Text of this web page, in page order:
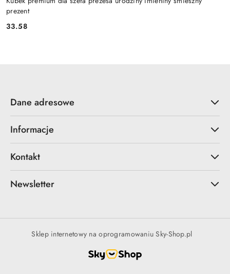
prezent
Cena:
33.58
Dane adresowe
Informacje
Kontakt
Newsletter
Sklep internetowy na oprogramowaniu Sky-Shop.pl